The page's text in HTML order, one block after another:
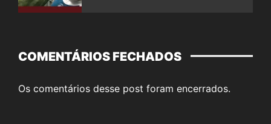
COMENTÁRIOS FECHADOS
Os comentários desse post foram encerrados.